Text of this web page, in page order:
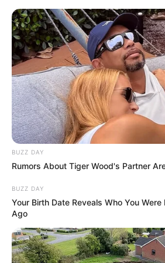
Skip
content
Backpulver,
BUZZ DAY
Rumors About Tiger Wood's Partner
BUZZ DAY
Your Birth Date Reveals Who You
Ago